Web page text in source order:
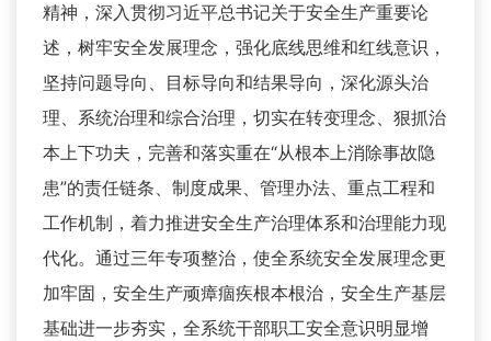
精神，深入贯彻习近平总书记关于安全生产重要论
述，树牢安全发展理念，强化底线思维和红线意识，
坚持问题导向、目标导向和结果导向，深化源头治
理、系统治理和综合治理，切实在转变理念、狠抓治
本上下功夫，完善和落实重在“从根本上消除事故隐
患”的责任链条、制度成果、管理办法、重点工程和
工作机制，着力推进安全生产治理体系和治理能力现
代化。通过三年专项整治，使全系统安全发展理念更
加牢固，安全生产顽瘴痼疾根本根治，安全生产基层
基础进一步夯实，全系统干部职工安全意识明显增